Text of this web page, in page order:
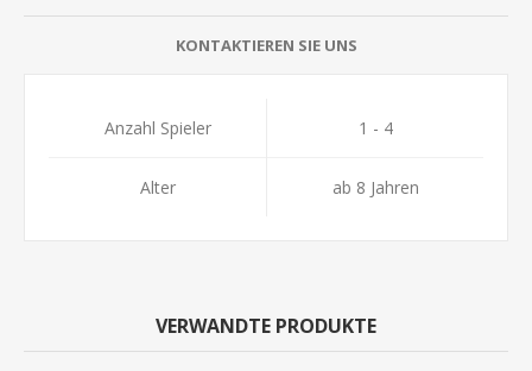
KONTAKTIEREN SIE UNS
Anzahl Spieler 1 - 4
Alter ab 8 Jahren
VERWANDTE PRODUKTE